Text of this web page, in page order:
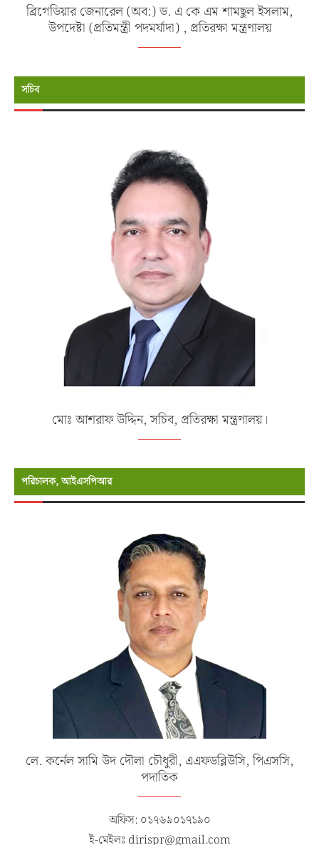
ব্রিগেডিয়ার জেনারেল (অব:) ড. এ কে এম শামছুল ইসলাম,
উপদেষ্টা (প্রতিমন্ত্রী পদমর্যাদা) , প্রতিরক্ষা মন্ত্রণালয়
সচিব
মোঃ আশরাফ উদ্দিন, সচিব, প্রতিরক্ষা মন্ত্রণালয়।
পরিচালক, আইএসপিআর
লে. কর্নেল সামি উদ দৌলা চৌধুরী, এএফডব্লিউসি, পিএসসি,
পদাতিক
অফিস: ০১৭৬৯০১৭১৯০
ই-মেইলঃ dirispr@gmail.com